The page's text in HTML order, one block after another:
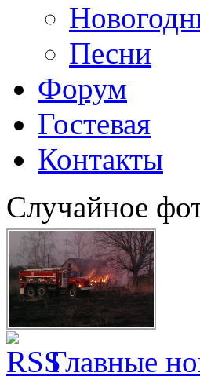
Песни
Форум
Гостевая
Контакты
Случайное
Главные